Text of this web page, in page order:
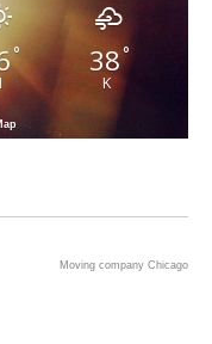
° 38°
K
Moving company Chicago